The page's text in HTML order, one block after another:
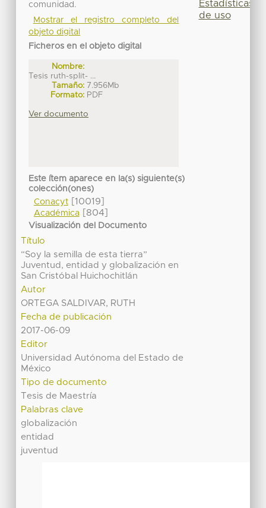
comunidad.
Mostrar el registro completo del
objeto digital
Ficheros en el objeto digital
Nombre:
Tesis ruth-split- ...
Tamaño: 7.956Mb
Formato: PDF
Ver documento
Este ítem aparece en la(s) siguiente(s)
colección(ones)
Conacyt[10019]
Académica[804]
Visualización del Documento
Título
“Soy la semilla de esta tierra”
Juventud, entidad y globalización en
San Cristóbal Huichochitlán
Autor
ORTEGA SALDIVAR, RUTH
Fecha de publicación
2017-06-09
Editor
Universidad Autónoma del Estado de
México
Tipo de documento
Tesis de Maestría
Palabras clave
globalización
entidad
juventud
Estadísticas
de uso